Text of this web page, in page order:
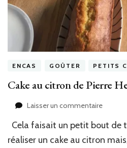
ENCAS GOÛTER PETITS
Cake au citron de Pierre
Laisser un commentairesur
au
citron
Cela faisait un petit bout de
réaliser un cake au citron